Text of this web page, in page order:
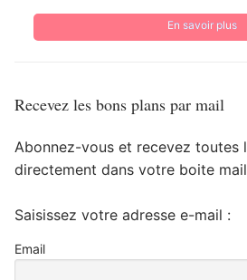
En savoir plus
Recevez les bons plans par mail
Abonnez-vous et recevez toutes
directement dans votre boite
Saisissez votre adresse e-mail :
Email